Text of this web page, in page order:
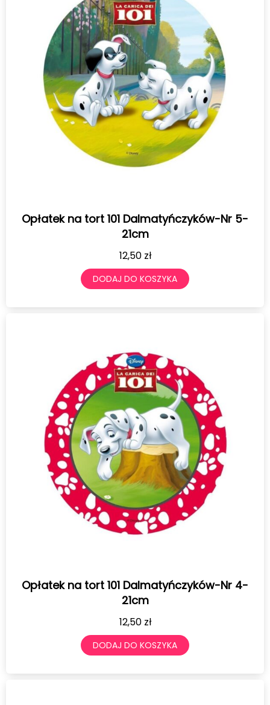
Opłatek na tort 101 Dalmatyńczyków-Nr 5-
21cm
12,50 zł
DODAJ DO KOSZYKA
Opłatek na tort 101 Dalmatyńczyków-Nr 4-
21cm
12,50 zł
DODAJ DO KOSZYKA